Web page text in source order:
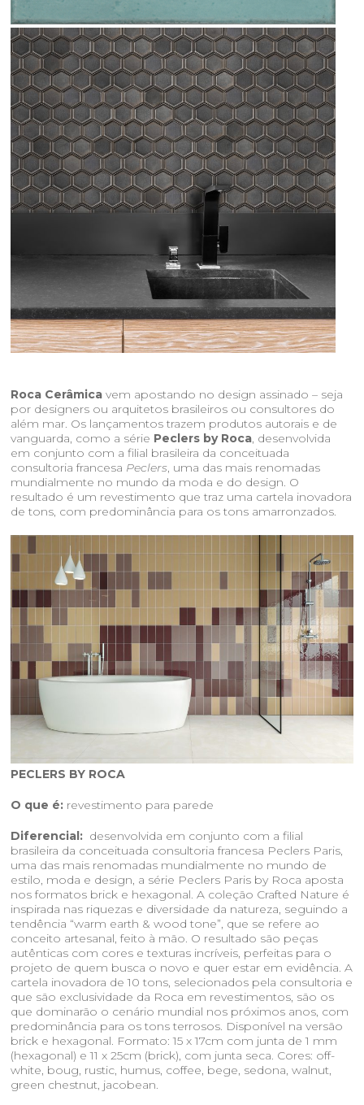
Roca Cerâmica vem apostando no design assinado – seja
por designers ou arquitetos brasileiros ou consultores do
além mar. Os lançamentos trazem produtos autorais e de
vanguarda, como a série Peclers by Roca, desenvolvida
em conjunto com a filial brasileira da conceituada
consultoria francesa Peclers, uma das mais renomadas
mundialmente no mundo da moda e do design. O
resultado é um revestimento que traz uma cartela inovadora
de tons, com predominância para os tons amarronzados.
PECLERS BY ROCA
O que é: revestimento para parede
Diferencial: desenvolvida em conjunto com a filial
brasileira da conceituada consultoria francesa Peclers Paris,
uma das mais renomadas mundialmente no mundo de
estilo, moda e design, a série Peclers Paris by Roca aposta
nos formatos brick e hexagonal. A coleção Crafted Nature é
inspirada nas riquezas e diversidade da natureza, seguindo a
tendência “warm earth & wood tone”, que se refere ao
conceito artesanal, feito à mão. O resultado são peças
autênticas com cores e texturas incríveis, perfeitas para o
projeto de quem busca o novo e quer estar em evidência. A
cartela inovadora de 10 tons, selecionados pela consultoria e
que são exclusividade da Roca em revestimentos, são os
que dominarão o cenário mundial nos próximos anos, com
predominância para os tons terrosos. Disponível na versão
brick e hexagonal. Formato: 15 x 17cm com junta de 1 mm
(hexagonal) e 11 x 25cm (brick), com junta seca. Cores: off-
white, boug, rustic, humus, coffee, bege, sedona, walnut,
green chestnut, jacobean.